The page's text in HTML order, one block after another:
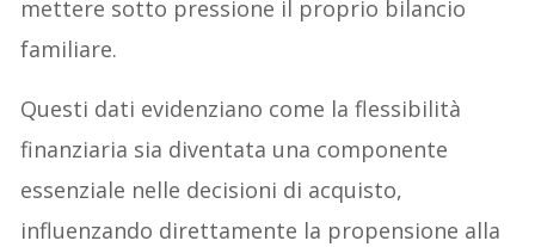
mettere sotto pressione il proprio bilancio
familiare.
Questi dati evidenziano come la flessibilità
finanziaria sia diventata una componente
essenziale nelle decisioni di acquisto,
influenzando direttamente la propensione alla